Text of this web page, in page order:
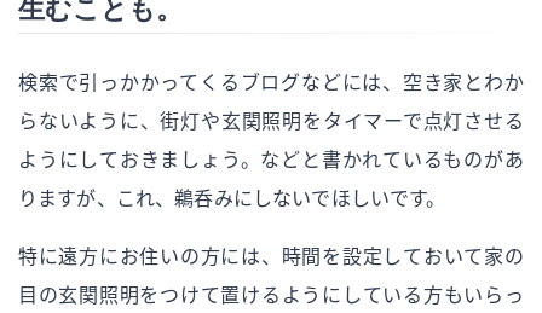
生むことも。
検索で引っかかってくるブログなどには、空き家とわか
らないように、街灯や玄関照明をタイマーで点灯させる
ようにしておきましょう。などと書かれているものがあ
りますが、これ、鵜呑みにしないでほしいです。
特に遠方にお住いの方には、時間を設定しておいて家の
目の玄関照明をつけて置けるようにしている方もいらっ